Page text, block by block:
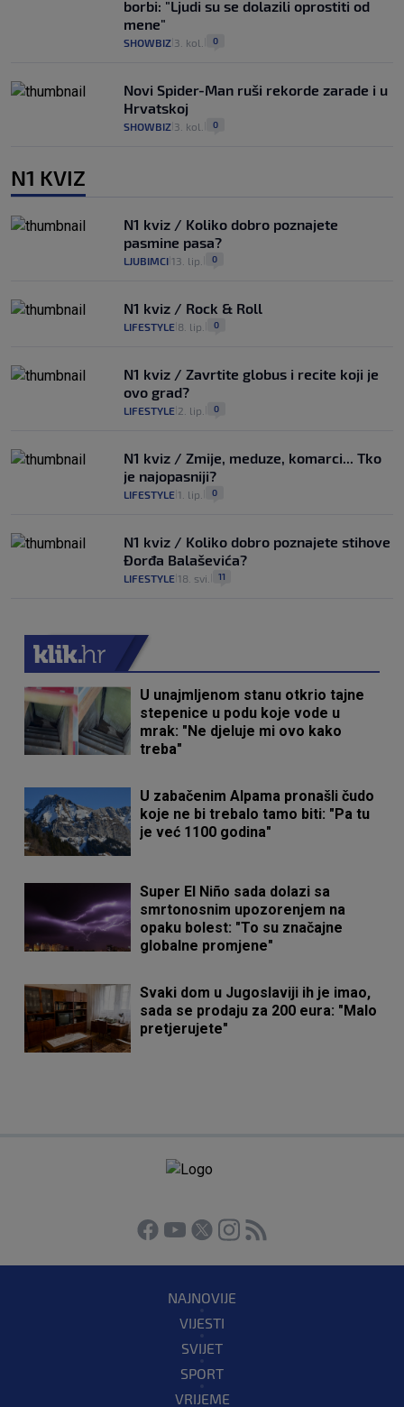
borbi: "Ljudi su se dolazili oprostiti od
mene"
SHOWBIZ 3. kol. 0
Novi Spider-Man ruši rekorde zarade i u
Hrvatskoj
SHOWBIZ 3. kol. 0
N1 KVIZ
N1 kviz / Koliko dobro poznajete
pasmine pasa?
LJUBIMCI 13. lip. 0
N1 kviz / Rock & Roll
LIFESTYLE 8. lip. 0
N1 kviz / Zavrtite globus i recite koji je
ovo grad?
LIFESTYLE 2. lip. 0
N1 kviz / Zmije, meduze, komarci... Tko
je najopasniji?
LIFESTYLE 1. lip. 0
N1 kviz / Koliko dobro poznajete stihove
Đorđa Balaševića?
LIFESTYLE 18. svi. 11
U unajmljenom stanu otkrio tajne
stepenice u podu koje vode u
mrak: "Ne djeluje mi ovo kako
treba"
U zabačenim Alpama pronašli čudo
koje ne bi trebalo tamo biti: "Pa tu
je već 1100 godina"
Super El Niño sada dolazi sa
smrtonosnim upozorenjem na
opaku bolest: "To su značajne
globalne promjene"
Svaki dom u Jugoslaviji ih je imao,
sada se prodaju za 200 eura: "Malo
pretjerujete"
NAJNOVIJE
VIJESTI
SVIJET
SPORT
VRIJEME